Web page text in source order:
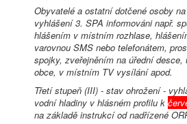
Obyvatelé a ostatní dotčené osoby
vyhlášení 3. SPA informováni např.
hlášením v místním rozhlase,
varovnou SMS nebo telefonátem,
spojky, zveřejněním na úřední desce,
obce, v místním TV vysílání apod.
Třetí stupeň (III) - stav ohrožení -
vodní hladiny v hlásném profilu k
na základě instrukcí od nadřízené